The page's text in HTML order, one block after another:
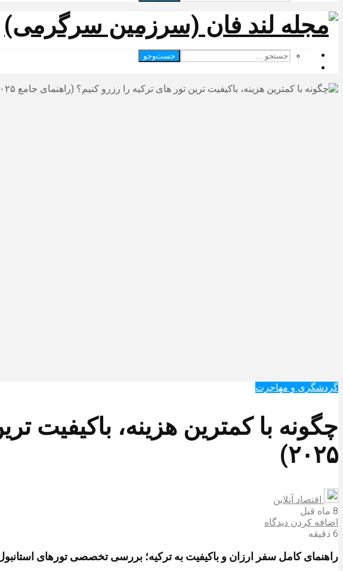
جست‌وجو
گردشگری و مهاجرت
چگونه با کمترین هزینه، با‌کیفیت
۲۰۲۵)
اقتصاد آنلاین
8 ماه قبل
اضافه کردن دیدگاه
6 دقیقه
راهنمای کامل سفر ارزان و باکیفیت به ترکیه؛ بررسی تخصصی تورهای